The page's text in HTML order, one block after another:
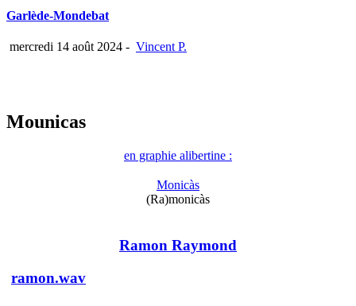
Garlède-Mondebat
mercredi 14 août 2024 - Vincent P.
Mounicas
en graphie alibertine :
Monicàs
(Ra)monicàs
Ramon Raymond
ramon.wav